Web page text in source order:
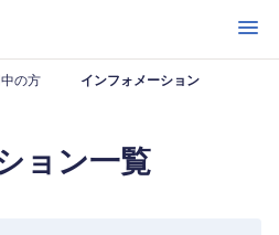
開く
中の方 インフォメーション
ョン一覧